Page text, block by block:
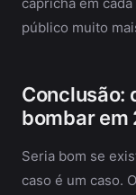
público muito
Conclusão:
bombar em
Seria bom se
caso é um caso.